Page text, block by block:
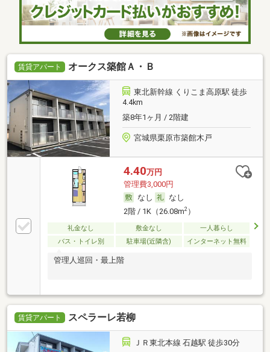
賃貸アパート オークス築館Ａ・Ｂ
東北新幹線 くりこま高原駅 徒歩
4.4km
築8年1ヶ月 / 2階建
宮城県栗原市築館木戸
4.40万円
管理費3,000円
なし
なし
2階 / 1K（26.08m2）
礼金なし 敷金なし
一人暮らし
バス・トイレ別
駐車場(近隣含) インターネット無料
管理人巡回・最上階
賃貸アパート スペラーレ若柳
ＪＲ東北本線 石越駅 徒歩30分